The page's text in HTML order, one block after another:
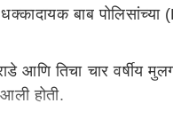
बाब
आणि तिचा चार वर्षीय
होती.